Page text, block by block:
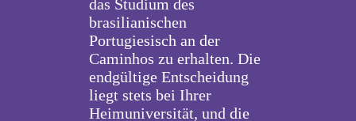
das Studium des
brasilianischen
Portugiesisch an der
Caminhos zu erhalten. Die
endgültige Entscheidung
liegt stets bei Ihrer
Heimuniversität, und die